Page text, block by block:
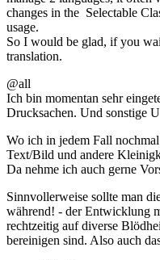
changes in the Selectable
usage.
So I would be glad, if you
translation.
@all
Ich bin momentan sehr
Drucksachen. Und sonstige
Wo ich in jedem Fall
Text/Bild und andere
Da nehme ich auch gerne
Sinnvollerweise sollte man
während! - der Entwicklung
rechtzeitig auf diverse
bereinigen sind. Also auch